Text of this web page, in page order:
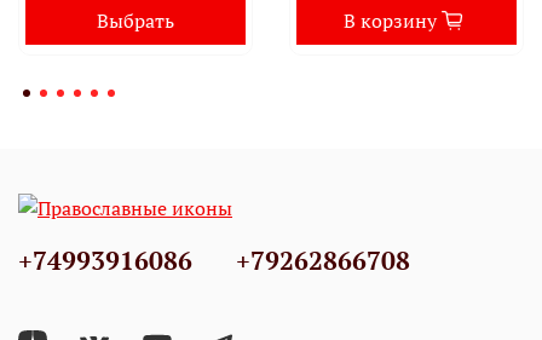
Выбрать В корзину
+74993916086 +79262866708